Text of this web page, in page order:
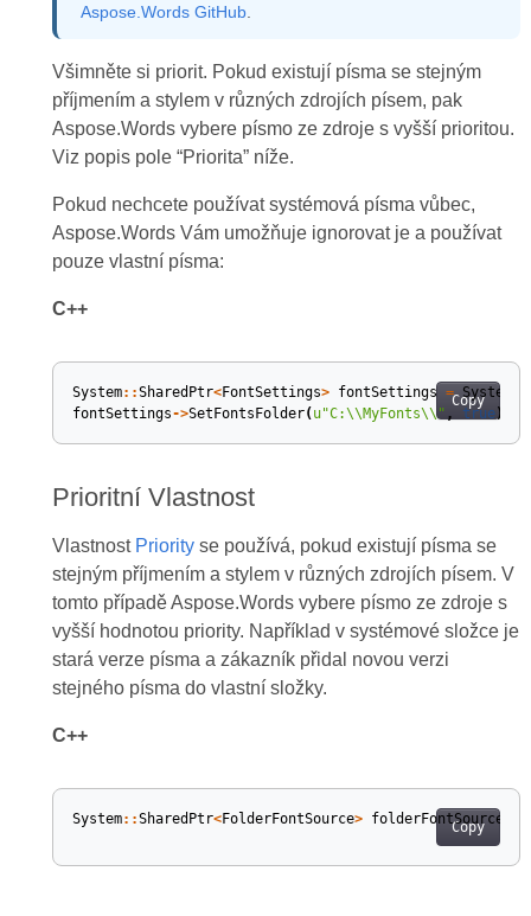
Aspose.Words GitHub.
Všimněte si priorit. Pokud existují písma se stejným
příjmením a stylem v různých zdrojích písem, pak
Aspose.Words vybere písmo ze zdroje s vyšší prioritou.
Viz popis pole “Priorita” níže.
Pokud nechcete používat systémová písma vůbec,
Aspose.Words Vám umožňuje ignorovat je a používat
pouze vlastní písma:
C++
Copy
System::SharedPtr<FontSettings> fontSettings = System
fontSettings->SetFontsFolder( u"C:\\MyFonts\\" , true);
Prioritní Vlastnost
Vlastnost Priorityse používá, pokud existují písma se
stejným příjmením a stylem v různých zdrojích písem. V
tomto případě Aspose.Words vybere písmo ze zdroje s
vyšší hodnotou priority. Například v systémové složce je
stará verze písma a zákazník přidal novou verzi
stejného písma do vlastní složky.
C++
Copy
System::SharedPtr<FolderFontSource> folderFontSource